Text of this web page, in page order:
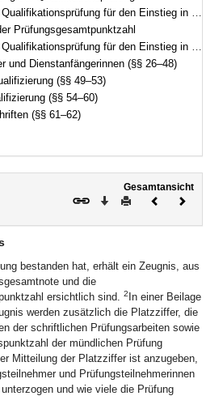
für den Einstieg in der zweiten Qualifikationsebene (§§ 18–20)
Prüfungsgesamtpunktzahl
für den Einstieg in der dritten Qualifikationsebene (§§ 22–25)
und Dienstanfängerinnen (§§ 26–48)
(§§ 49–53)
(§§ 54–60)
(§§ 61–62)
Gesamtansicht
Download
DruckenVorheriges
bestanden hat, erhält ein Zeugnis, aus
und die
ersichtlich sind. 2 In einer Beilage
werden zusätzlich die Platzziffer, die
der schriftlichen Prüfungsarbeiten sowie
der mündlichen Prüfung
Mitteilung der Platzziffer ist anzugeben,
und Prüfungsteilnehmerinnen
und wie viele die Prüfung